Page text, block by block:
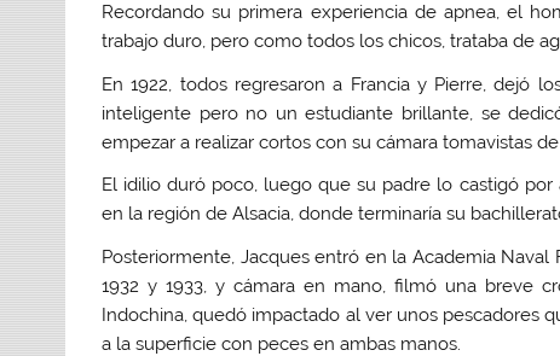
Recordando su primera experiencia de apnea, el
trabajo duro, pero como todos los chicos, trataba de
En 1922, todos regresaron a Francia y Pierre, dejó
inteligente pero no un estudiante brillante, se
empezar a realizar cortos con su cámara tomavistas
El idilio duró poco, luego que su padre lo castigó
en la región de Alsacia, donde terminaría su
Posteriormente, Jacques entró en la Academia
1932 y 1933, y cámara en mano, filmó una breve
Indochina, quedó impactado al ver unos pescadores
a la superficie con peces en ambas manos.